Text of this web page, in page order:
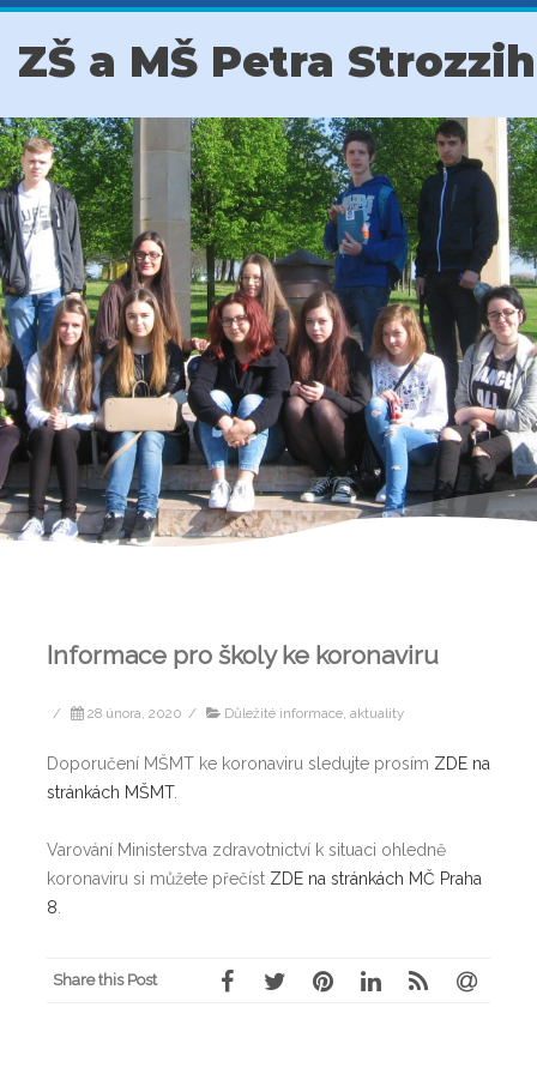
ZŠ a MŠ Petra
Informace pro školy ke koronaviru
/ 28 února, 2020 / Důležité informace, aktuality
Doporučení MŠMT ke koronaviru sledujte prosím ZDE na
stránkách MŠMT.
Varování Ministerstva zdravotnictví k situaci ohledně
koronaviru si můžete přečíst ZDE na stránkách MČ Praha
8
Share this Post